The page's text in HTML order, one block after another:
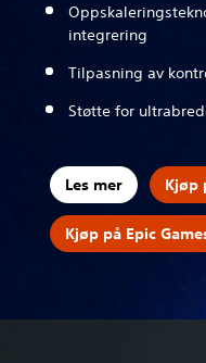
integrering
Tilpasning av
Støtte for
Les mer Kjøp
Kjøp på Epic